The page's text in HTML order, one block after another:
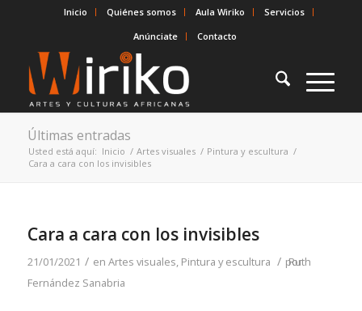
Inicio Quiénes somos Aula Wiriko
Servicios
Anúnciate
Contacto
Últimas entradas
Usted está aquí: Inicio / Artes visuales / Pintura y escultura /
Cara a cara con los invisibles
Cara a cara con los invisibles
21/01/2021 / en Artes visuales, Pintura y escultura / por
Ruth
Fernández Sanabria